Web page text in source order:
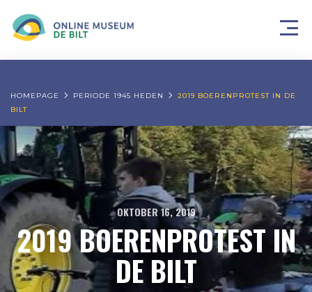
HOMEPAGE PERIODE 1945 HEDEN
2019 BOERENPROTEST IN DE
BILT
OKTOBER 16, 2019
2019 BOERENPROTEST IN
DE BILT